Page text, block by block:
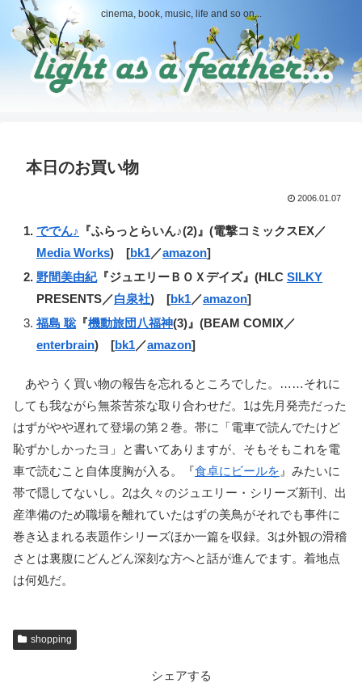
cinema, book, music, life and so on...
本日のお買い物
2006.01.07
ででん♪
『ふらっとらいん♪(2)』(電撃コミックスEX／
Media Works) [bk1／amazon]
野間美由紀『ジュエリーＢＯＸデイズ』(HLC SILKY
PRESENTS／白泉社) [bk1／amazon]
福島 聡『機動旅団八福神(3)』(BEAM COMIX／
enterbrain) [bk1／amazon]
あやうく買い物の報告を忘れるところでした。……それに
しても我ながら無茶苦茶な取り合わせだ。1は先月発売だった
はずがやや遅れて登場の第２巻。帯に「電車で読んでたけど
恥ずかしかったヨ」と書いてありますが、そもそもこれを電
車で読むこと自体度胸が入る。『食卓にビールを 』みたいに
帯で隠してないし。2は久々のジュエリー・シリーズ新刊、出
産準備のため職場を離れていたはずの美鳥がそれでも事件に
巻き込まれる表題作シリーズほか一篇を収録。3は外観の滑稽
さとは裏腹にどんどん深刻な方へと話が進んでます。着地点
は何処だ。
shopping
シェアする